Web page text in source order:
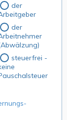
der
der
steuerfrei -